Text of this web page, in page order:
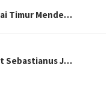
Timur Mende…
Sebastianus J…